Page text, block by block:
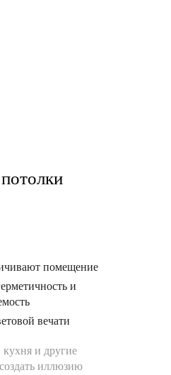
помещение
и
вечати
кухня и другие
иллюзию